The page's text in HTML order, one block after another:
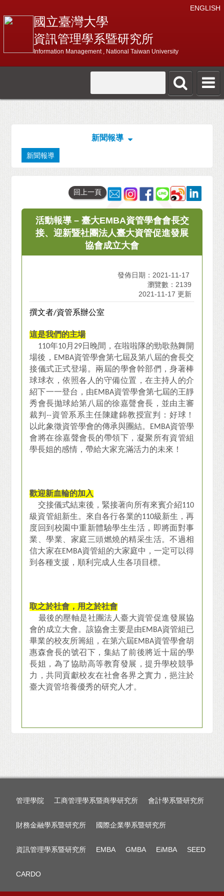
ENGLISH
國立臺灣大學
資訊管理學系暨研究所
Information Management , National Taiwan University
新聞報導
新聞報導
回上一頁
活動報導 – 臺大EMBA資管學會會長交
接、迎新暨社團法人臺大資管促進發展
協會成立大會
發佈日期：2021-11-17
瀏覽數：2139
2021-11-17 更新
撰文者/資管系辦公室
這是我們的主場
110年10月 29日晚間，在啦啦隊的勁歌熱舞開
場後， EMBA資管學會第七屆及第八屆的會長交
接儀式正式登場。兩屆的學會幹部們，身著棒
球球衣，依照各人的守備位置，在主持人的介
紹下一一登台，由EMBA資管學會第七屆的王靜
秀會長拋球給第八屆的徐嘉聲會長，並由主審
裁判 --資管系系主任陳建錦教授宣判：好球！
以此象徵資管學會的傳承與團結。
EMBA資管學
會將在徐嘉聲會長的帶領下，凝聚所有資管組
學長姐的感情，帶給大家充滿活力的未來！
歡迎新血輪的加入
交接儀式結束後，緊接著向所有來賓介紹110
級資管組新生。來自各行各業的110級新生，再
度回到校園中重新體驗學生生活，即將面對事
業、學業、家庭三頭燃燒的精采生活。不過相
信大家在EMBA資管組的大家庭中，一定可以得
到各種支援，順利完成人生各項目標。
取之於社會，用之於社會
最後的壓軸是社團法人臺大資管促進發展協
會的成立大會。該協會主要是由EMBA資管組已
畢業的校友所籌組，在第六屆EMBA資管學會胡
惠森會長的號召下，集結了前後將近十屆的學
長姐，為了協助高等教育發展，提升學校競爭
力，共同貢獻校友在社會各界之實力，挹注於
臺大資管培養優秀的研究人才。
管理學院 工商管理學系暨商學研究所 會計學系暨研究所
財務金融學系暨研究所 國際企業學系暨研究所
資訊管理學系暨研究所 EMBA GMBA EiMBA SEED
CARDO